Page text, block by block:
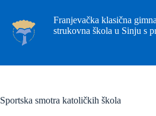
Franjevačka klasična
strukovna škola u Sinju s
Sportska smotra katoličkih škola